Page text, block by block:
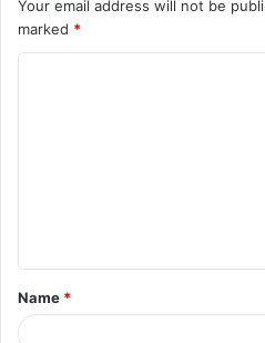
Your email address will not be
marked *
t
*
Name *